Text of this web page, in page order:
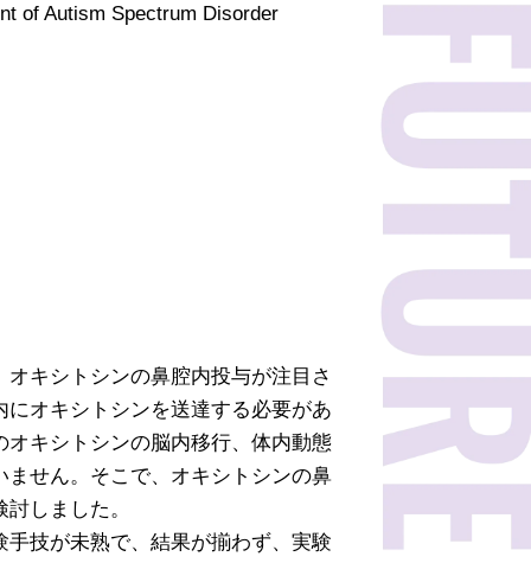
of Autism Spectrum Disorder
キシトシンの鼻腔内投与が注目さ
オキシトシンを送達する必要があ
オキシトシンの脳内移行、体内動態
ません。そこで、オキシトシンの鼻
しました。
技が未熟で、結果が揃わず、実験